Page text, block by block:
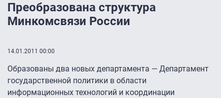
Преобразована структура
Минкомсвязи России
14.01.2011 00:00
Образованы два новых департамента — Департамент
государственной политики в области
информационных технологий и координации